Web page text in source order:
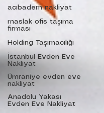
acıbadem nakliyat
maslak ofis taşıma
firması
Holding Taşımacılığı
İstanbul Evden Eve
Nakliyat
Ümraniye evden eve
nakliyat
Anadolu Yakası
Evden Eve Nakliyat